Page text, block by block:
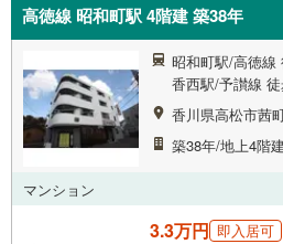
高徳線 昭和町駅 4階建 築38年
昭和町駅/高徳線
香西駅/予讃線
香川県高松市茜
築38年/地上4階
マンション
3.3万円 即入居可